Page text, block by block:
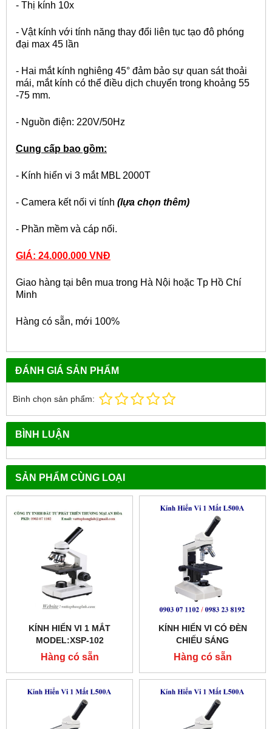
- Thị kính 10x
- Vật kính với tính năng thay đổi liên tục tạo đô phóng
đại max 45 lần
- Hai mắt kính nghiêng 45° đảm bảo sự quan sát thoải
mái, mắt kính có thể điều dịch chuyển trong khoảng 55
-75 mm.
- Nguồn điện: 220V/50Hz
Cung cấp bao gồm:
- Kính hiển vi 3 mắt MBL 2000T
- Camera kết nối vi tính (lựa chọn thêm)
- Phần mềm và cáp nối.
GIÁ: 24.000.000 VNĐ
Giao hàng tại bên mua trong Hà Nội hoặc Tp Hồ Chí
Minh
Hàng có sẵn, mới 100%
ĐÁNH GIÁ SẢN PHẨM
Bình chọn sản phẩm:
BÌNH LUẬN
SẢN PHẨM CÙNG LOẠI
KÍNH HIỂN VI 1 MẮT
MODEL:XSP-102
Hàng có sẵn
KÍNH HIỂN VI CÓ ĐÈN
CHIẾU SÁNG
Hàng có sẵn